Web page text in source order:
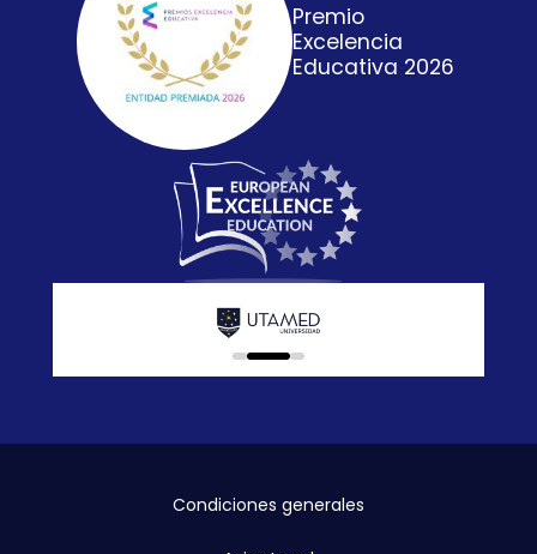
Premio
Excelencia
Educativa 2026
0 1 2
Condiciones generales